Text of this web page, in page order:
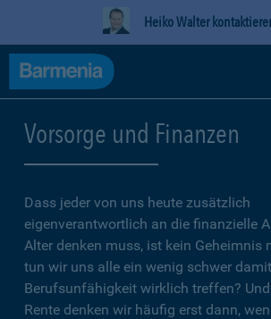
Heiko Walter
Vorsorge und Finanzen
Dass jeder von uns heute zusätzlich
eigenverantwortlich an die finanzielle
Alter denken muss, ist kein Geheimnis
tun wir uns alle ein wenig schwer
Berufsunfähigkeit wirklich treffen?
Rente denken wir häufig erst dann,